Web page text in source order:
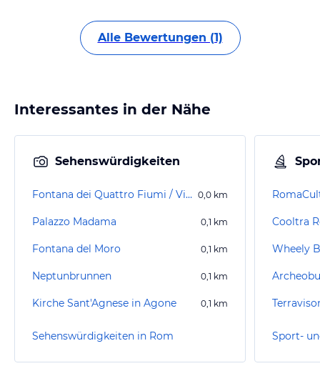
Alle Bewertungen (1)
Interessantes in der Nähe
Sehenswürdigkeiten
Fontana dei Quattro Fiumi / Vierströmebrunnen 0,0 km
Palazzo Madama 0,1 km
Fontana del Moro 0,1 km
Neptunbrunnen 0,1 km
Kirche Sant'Agnese in Agone 0,1 km
Sehenswürdigkeiten in Rom
Cooltra
Wheely
Sport-